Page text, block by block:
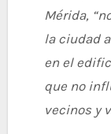
Mérida,
la ciudad
en el
que no
vecinos y